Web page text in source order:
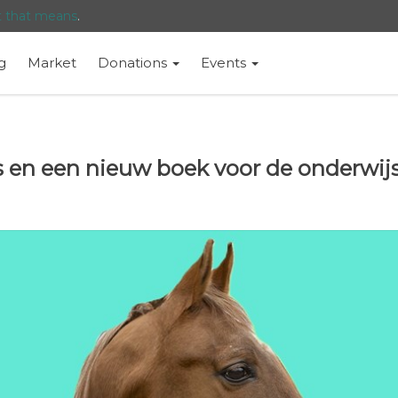
that means.
Market Donations Events
een nieuw boek voor de